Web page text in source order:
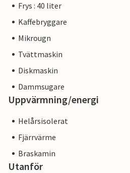
Frys : 40 liter
Kaffebryggare
Mikrougn
Tvättmaskin
Diskmaskin
Dammsugare
Uppvärmning/energi
Helårsisolerat
Fjärrvärme
Braskamin
Utanför